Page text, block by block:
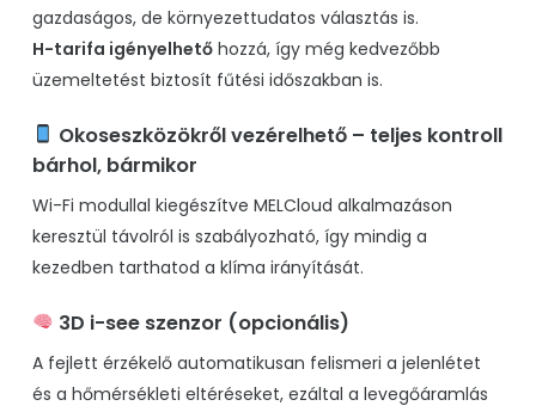
gazdaságos, de környezettudatos választás is.
H-tarifa igényelhetőhozzá, így még kedvezőbb
üzemeltetést biztosít fűtési időszakban is.
Okoseszközökről vezérelhető – teljes kontroll
bárhol, bármikor
Wi-Fi modullal kiegészítve MELCloud alkalmazáson
keresztül távolról is szabályozható, így mindig a
kezedben tarthatod a klíma irányítását.
3D i-see szenzor (opcionális)
A fejlett érzékelő automatikusan felismeri a jelenlétet
és a hőmérsékleti eltéréseket, ezáltal a levegőáramlás